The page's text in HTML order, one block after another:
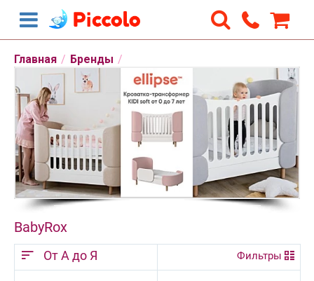
Главная / Бренды /
BabyRox
От А до Я Фильтры